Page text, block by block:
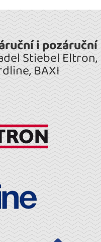
i pozáruční
Stiebel Eltron,
BAXI